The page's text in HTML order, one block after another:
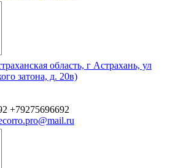
область, г Астрахань, ул
затона, д. 20в)
+79275696692